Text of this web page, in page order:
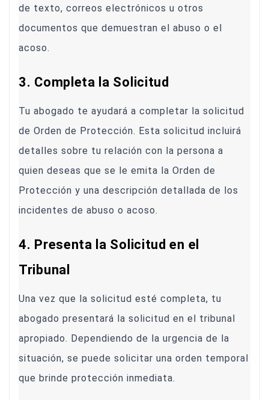
de texto, correos electrónicos u otros
documentos que demuestran el abuso o el
acoso.
3. Completa la Solicitud
Tu abogado te ayudará a completar la solicitud
de Orden de Protección. Esta solicitud incluirá
detalles sobre tu relación con la persona a
quien deseas que se le emita la Orden de
Protección y una descripción detallada de los
incidentes de abuso o acoso.
4. Presenta la Solicitud en el
Tribunal
Una vez que la solicitud esté completa, tu
abogado presentará la solicitud en el tribunal
apropiado. Dependiendo de la urgencia de la
situación, se puede solicitar una orden temporal
que brinde protección inmediata.